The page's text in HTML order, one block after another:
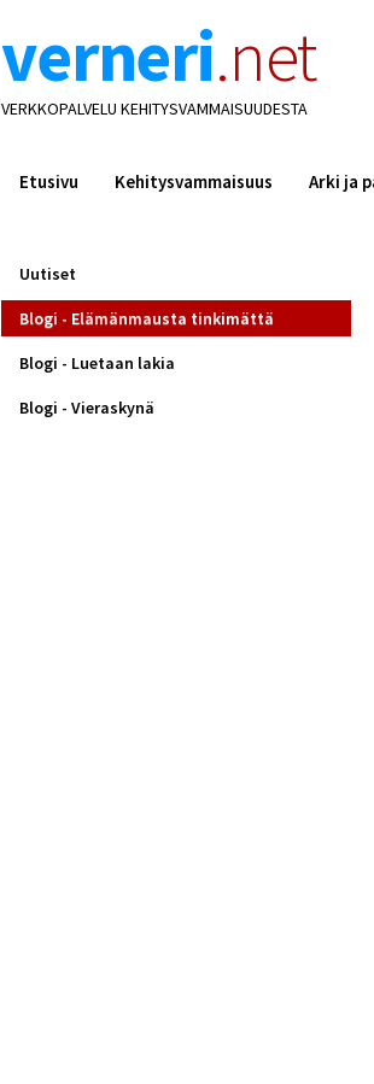
verneri.net
VERKKOPALVELU KEHITYSVAMMAISUUDESTA
Etusivu Kehitysvammaisuus Arki ja
Uutiset
Blogi - Elämänmausta tinkimättä
Blogi - Luetaan lakia
Blogi - Vieraskynä